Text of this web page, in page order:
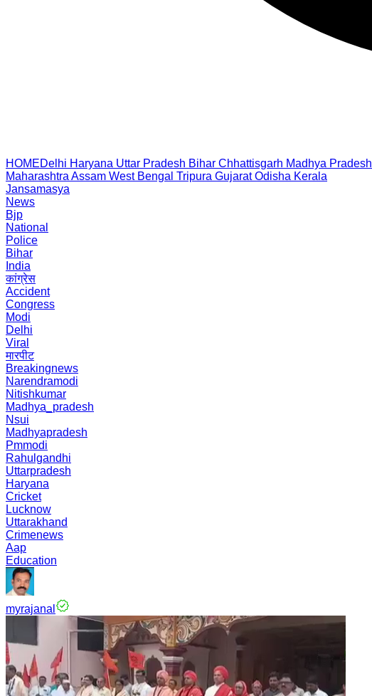
HOMEDelhi Haryana Uttar Pradesh Bihar Chhattisgarh Madhya Pradesh
Maharashtra Assam West Bengal Tripura Gujarat Odisha Kerala
Jansamasya
News
Bjp
National
Police
Bihar
India
कांग्रेस
Accident
Congress
Modi
Delhi
Viral
मारपीट
Breakingnews
Narendramodi
Nitishkumar
Madhya_pradesh
Nsui
Madhyapradesh
Pmmodi
Rahulgandhi
Uttarpradesh
Haryana
Cricket
Lucknow
Uttarakhand
Crimenews
Aap
Education
myrajanal